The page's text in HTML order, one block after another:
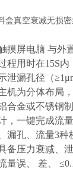
摸屏电脑 与外
程用时在15S
泄漏孔径（
机为分体布局
合金或不锈钢
，一键完成流量
漏孔、流量3种
备压力衰减、
量误、 差、